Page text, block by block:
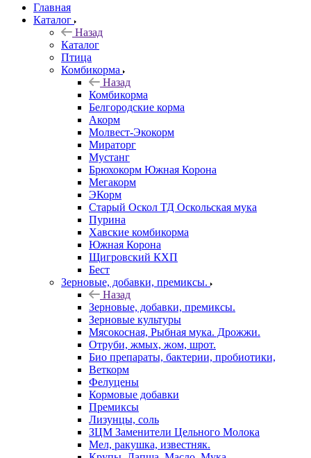
Главная
Каталог
Назад
Каталог
Птица
Комбикорма
Назад
Комбикорма
Белгородские корма
Акорм
Молвест-Экокорм
Мираторг
Мустанг
Брюхокорм Южная Корона
Мегакорм
ЭКорм
Старый Оскол ТД Оскольская мука
Пурина
Хавские комбикорма
Южная Корона
Щигровский КХП
Бест
Зерновые, добавки, премиксы.
Назад
Зерновые, добавки, премиксы.
Зерновые культуры
Мясокосная, Рыбная мука. Дрожжи.
Отруби, жмых, жом, шрот.
Био препараты, бактерии, пробиотики,
Веткорм
Фелуцены
Кормовые добавки
Премиксы
Лизунцы, соль
ЗЦМ Заменители Цельного Молока
Мел, ракушка, известняк.